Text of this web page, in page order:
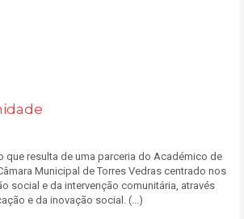
que resulta de uma parceria do Académico de
Municipal de Torres Vedras centrado nos
social e da intervenção comunitária, através
e da inovação social. (...)